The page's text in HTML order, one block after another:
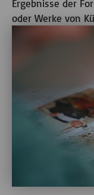
Ergebnisse der
oder Werke von